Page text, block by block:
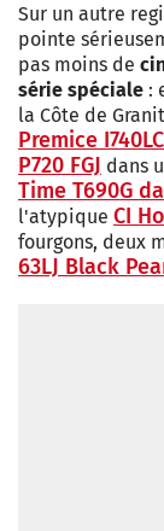
Sur un autre
pointe
pas moins de
série spéciale :
la Côte de
Premice I740LC
P720 FGJ dans
Time T690G
l'atypique CI
fourgons, deux
63LJ Black